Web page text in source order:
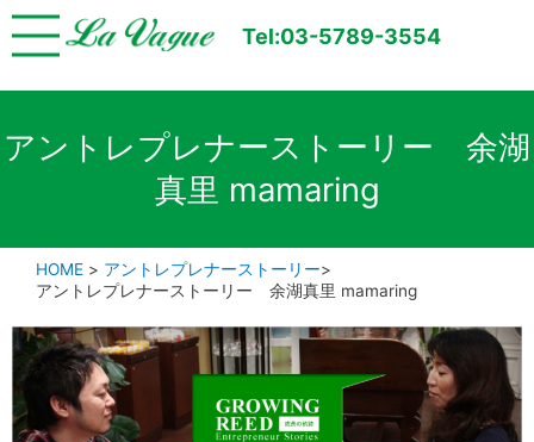
Tel:03-5789-3554
アントレプレナーストーリー 余湖
真里 mamaring
HOME > アントレプレナーストーリー>
アントレプレナーストーリー 余湖真里 mamaring